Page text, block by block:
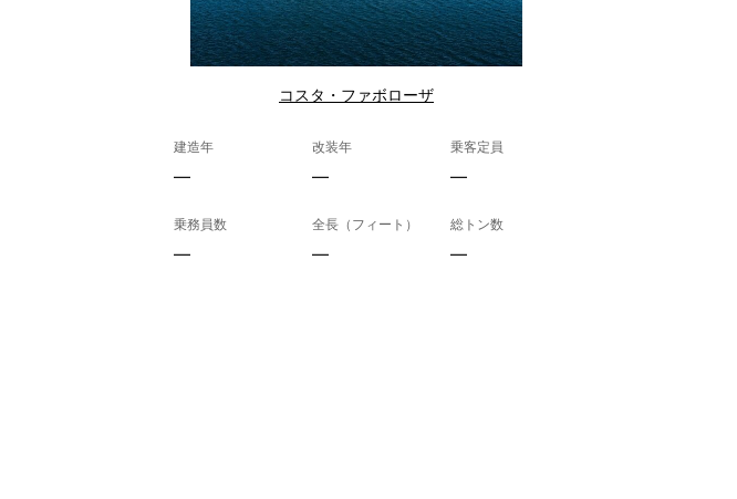
コスタ・ファボローザ
建造年
—
改装年
—
乗客定員
—
乗務員数
—
全長（フィート）
—
総トン数
—